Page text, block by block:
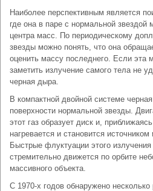
Наиболее перспективным является
где она в паре с нормальной звездой
центра масс. По периодическому
звезды можно понять, что она
оценить массу последнего. Если
заметить излучение самого тела не
черная дыра.
В компактной двойной системе
поверхности нормальной звезды.
этот газ образует диск и,
нагревается и становится
Быстрые флуктуации этого
стремительно движется по орбите
массивного объекта.
С 1970-х годов обнаружено